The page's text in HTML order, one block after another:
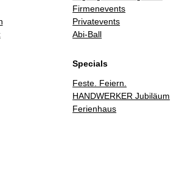
Firmenevents
Privatevents
Abi-Ball
Specials
Feste. Feiern.
HANDWERKER Jubiläum
Ferienhaus